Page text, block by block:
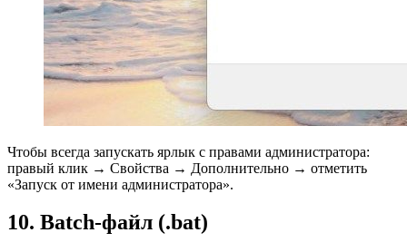
Чтобы всегда запускать ярлык с правами администратора:
правый клик → Свойства → Дополнительно → отметить
«Запуск от имени администратора».
10. Batch-файл (.bat)